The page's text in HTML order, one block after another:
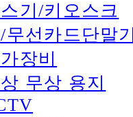
기/키오스크
무선카드단말기
장비
무상 용지